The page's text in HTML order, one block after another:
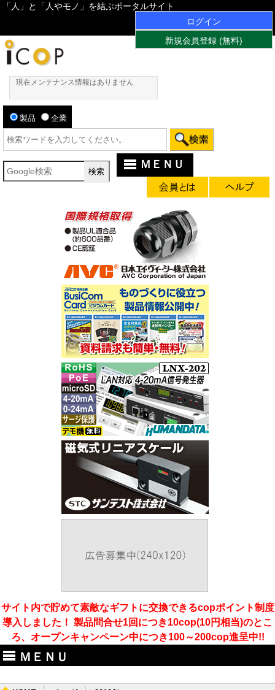
「人」と「人やモノ」を結ぶポータルサイト
ログイン
新規会員登録 (無料)
現在メンテナンス情報はありません
製品 企業
ＭＥＮＵ
サイト内で貯めて素敵なギフトに交換できるcopポイント制度
導入しました！ 製品問合せ1回につき10cop(10円相当)のとこ
ろ、オープンキャンペーン中につき100～200cop進呈中!!
ＭＥＮＵ